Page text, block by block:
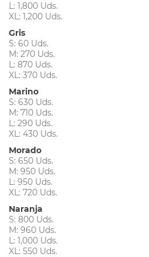
L: 1,800 Uds.
XL: 1,200 Uds.
Gris
S: 60 Uds.
M: 270 Uds.
L: 870 Uds.
XL: 370 Uds.
Marino
S: 630 Uds.
M: 710 Uds.
L: 290 Uds.
XL: 430 Uds.
Morado
S: 650 Uds.
M: 950 Uds.
L: 950 Uds.
XL: 720 Uds.
Naranja
S: 800 Uds.
M: 960 Uds.
L: 1,000 Uds.
XL: 550 Uds.